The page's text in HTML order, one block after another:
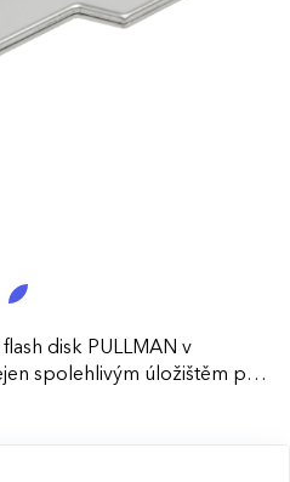
disk PULLMAN v
spolehlivým úložištěm pro
doplňkem. Ideální pro